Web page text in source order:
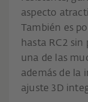
aspecto
También es
hasta RC2 sin
una de las
además de la
ajuste 3D